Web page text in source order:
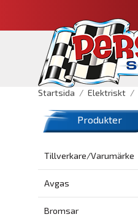
Startsida / Elektriskt /
Produkter
Tillverkare/Varumärke
Avgas
Bromsar